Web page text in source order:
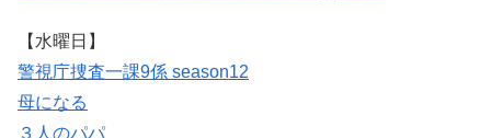
【水曜日】
警視庁捜査一課9係 season12
母になる
３人のパパ